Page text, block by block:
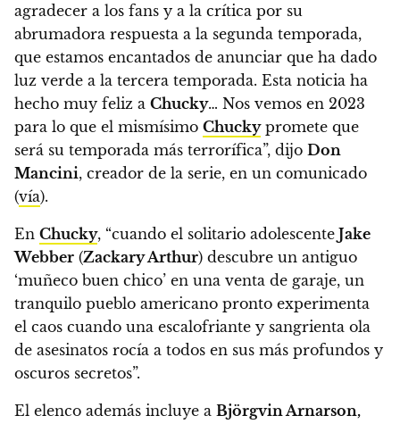
agradecer a los fans y a la crítica por su
abrumadora respuesta a la segunda temporada,
que estamos encantados de anunciar que ha dado
luz verde a la tercera temporada. Esta noticia ha
hecho muy feliz a Chucky… Nos vemos en 2023
para lo que el mismísimo Chuckypromete que
será su temporada más terrorífica”, dijo Don
Mancini, creador de la serie, en un comunicado
(vía).
En Chucky, “cuando el solitario adolescente Jake
Webber (Zackary Arthur) descubre un antiguo
‘muñeco buen chico’ en una venta de garaje, un
tranquilo pueblo americano pronto experimenta
el caos cuando una escalofriante y sangrienta ola
de asesinatos rocía a todos en sus más profundos y
oscuros secretos”.
El elenco además incluye a Björgvin Arnarson,